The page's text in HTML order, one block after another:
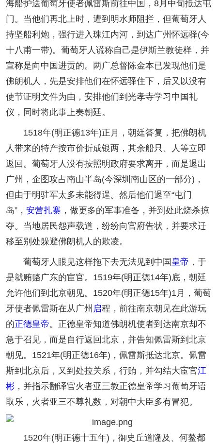
海船护送葡萄牙使者佩雷斯前往中国，8月中旬抵达屯
门。当他们再北上时，遭到明水师阻拦，但葡萄牙人
持坚船利炮，强行进入珠江内河，到达广州怀远驿(今
十八甫一带)。葡萄牙人谎称自己是伊斯兰教徒样，并
宣称是向中国进贡的。两广总督陈金本已发现他们是
佛朗机人，先是安排他们在怀远驿住下，后又以没有
使节证明文件为由，安排他们到光孝寺学习中国礼
仪，同时将此事上奏朝廷。
1518年(明正德13年)正月，朝廷答复，把佛朗机
人带来的特产按市价折成银两，其余船只、人等立即
返回。葡萄牙人没有按照明政府要求离开，而是退出
广州，企图攻占南山半岛(今深圳南山区的一部分)，
但由于明驻军太多未能得逞。然后他们退至“屯门
岛”， 安营扎寨 ，做更多的军事准备，并到处此烧杀掠
夺。当地居民怨声载道，纷纷向官府告状，并要求迁
移至别处躲避佛朗机人的欺凌。
葡萄牙人眼见这样拖下去无法见到中国 皇帝 ，于
是就贿赂广东的宦官。1519年(明正德14年)底，朝廷
允许他们到北京朝见。1520年(明正德15年)1月，葡萄
牙使者佩雷斯在从广州 启程，前往南京朝见在此游玩
的正德皇帝。正德皇帝知道佛朗机使者到达南京却不
急于召见，而是自行返回北京，并告知佩雷斯到北京
朝见。1521年(明正德16年)，佩雷斯抵达北京。佩雷
斯到北京后，又到处拉关系，行贿，并勾结大宦官江
彬 ，并指示翻译官火者亚三教正德皇帝学习葡萄牙语
取乐，火者亚三不尊礼数，对朝中大臣多有冒犯。
1520年(明正德十五年)，御史丘道隆及、何鳌都